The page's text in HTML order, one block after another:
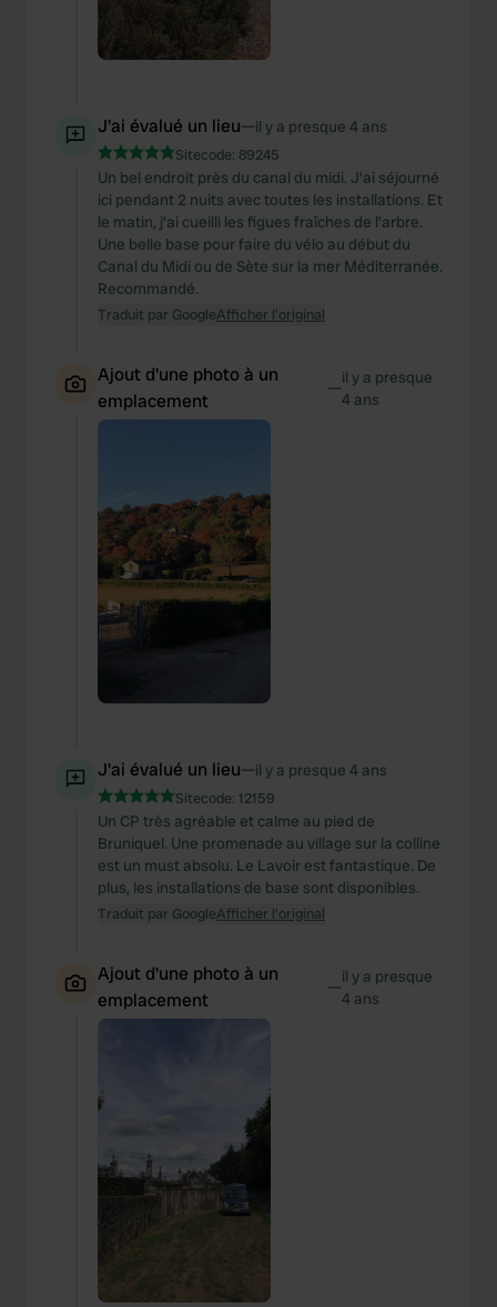
J'ai évalué un lieu—il y a presque 4 ans
Sitecode: 89245
Un bel endroit près du canal du midi. J'ai séjourné
ici pendant 2 nuits avec toutes les installations. Et
le matin, j'ai cueilli les figues fraîches de l'arbre.
Une belle base pour faire du vélo au début du
Canal du Midi ou de Sète sur la mer Méditerranée.
Recommandé.
Traduit par GoogleAfficher l'original
Ajout d'une photo à un
emplacement
—il y a presque
4 ans
J'ai évalué un lieu—il y a presque 4 ans
Sitecode: 12159
Un CP très agréable et calme au pied de
Bruniquel. Une promenade au village sur la colline
est un must absolu. Le Lavoir est fantastique. De
plus, les installations de base sont disponibles.
Traduit par GoogleAfficher l'original
Ajout d'une photo à un
emplacement
—il y a presque
4 ans